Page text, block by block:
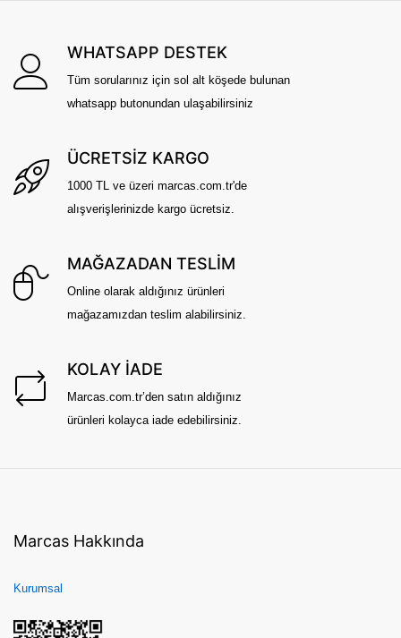
WHATSAPP DESTEK
Tüm sorularınız için sol alt köşede bulunan
whatsapp butonundan ulaşabilirsiniz
ÜCRETSİZ KARGO
1000 TL ve üzeri marcas.com.tr'de
alışverişlerinizde kargo ücretsiz.
MAĞAZADAN TESLİM
Online olarak aldığınız ürünleri
mağazamızdan teslim alabilirsiniz.
KOLAY İADE
Marcas.com.tr’den satın aldığınız
ürünleri kolayca iade edebilirsiniz.
Marcas Hakkında
Kurumsal